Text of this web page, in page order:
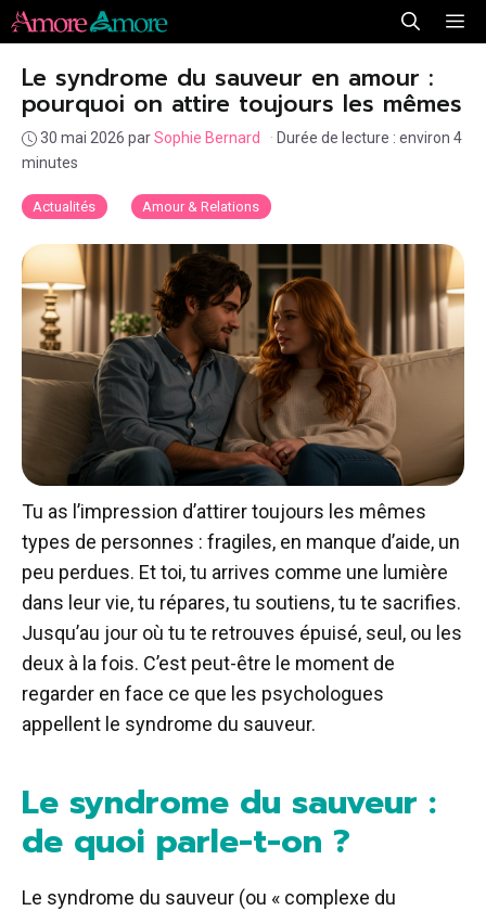
Aller
au
contenu
Actualités Amour & Relations
Le syndrome du sauveur en amour :
pourquoi on attire toujours les mêmes
30 mai 2026 parSophie Bernard · Durée de lecture : environ 4
minutes
Tu as l’impression d’attirer toujours les mêmes
types de personnes : fragiles, en manque d’aide, un
peu perdues. Et toi, tu arrives comme une lumière
dans leur vie, tu répares, tu soutiens, tu te sacrifies.
Jusqu’au jour où tu te retrouves épuisé, seul, ou les
deux à la fois. C’est peut-être le moment de
regarder en face ce que les psychologues
appellent le syndrome du sauveur.
Le syndrome du sauveur :
de quoi parle-t-on ?
Le syndrome du sauveur (ou « complexe du